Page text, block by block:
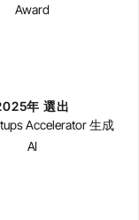
Award
年 選出
Accelerator 生成
AI